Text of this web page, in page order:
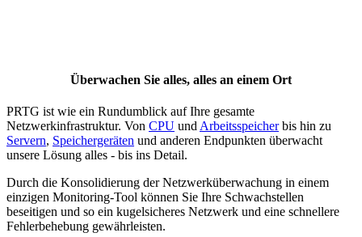
Überwachen Sie alles, alles an einem Ort
PRTG ist wie ein Rundumblick auf Ihre gesamte
Netzwerkinfrastruktur. Von CPU und Arbeitsspeicherbis hin zu
Servern, Speichergeräten und anderen Endpunkten überwacht
unsere Lösung alles - bis ins Detail.
Durch die Konsolidierung der Netzwerküberwachung in einem
einzigen Monitoring-Tool können Sie Ihre Schwachstellen
beseitigen und so ein kugelsicheres Netzwerk und eine schnellere
Fehlerbehebung gewährleisten.